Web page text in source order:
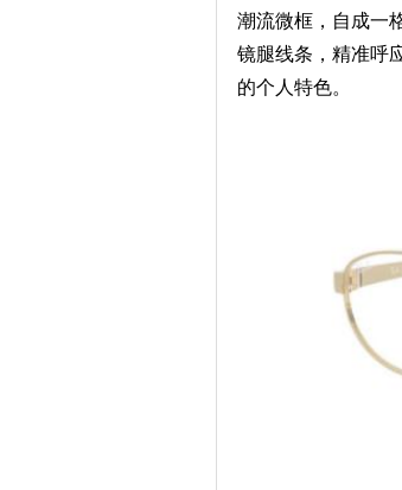
潮流微框，自成一
镜腿线条，精准呼
的个人特色。